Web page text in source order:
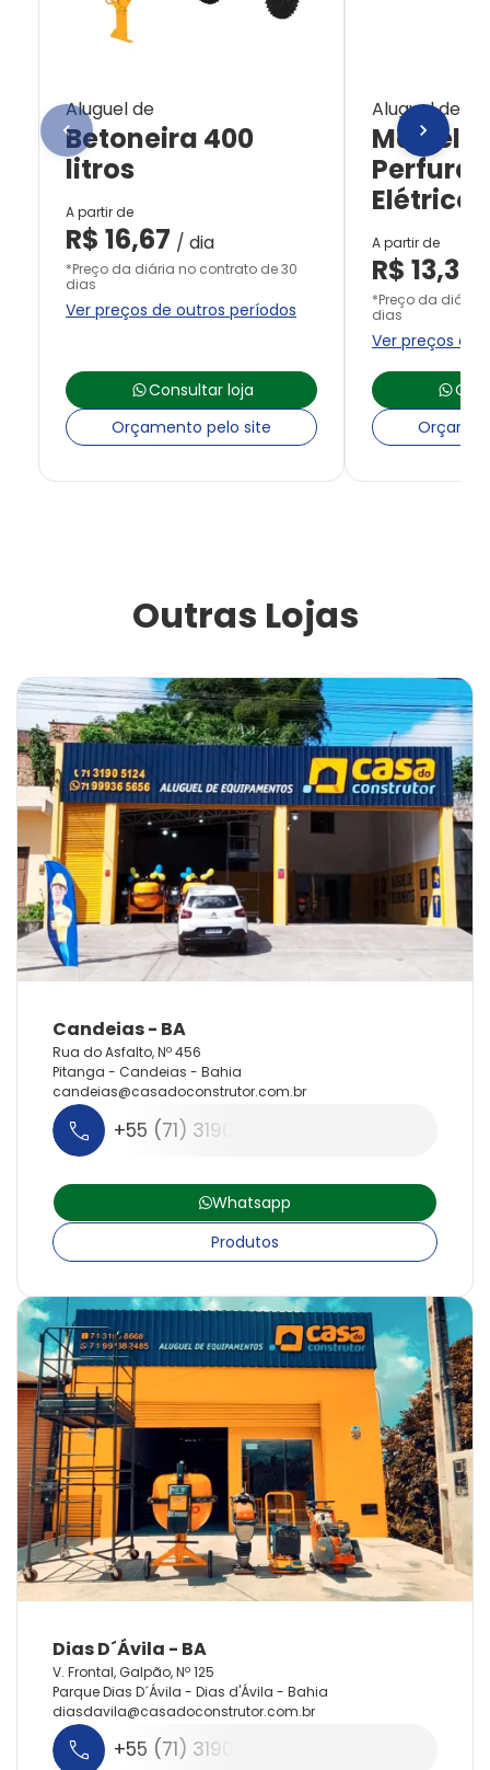
Aluguel de
Betoneira 400
litros
A partir de
R$ 16,67 / dia
*Preço da diária no contrato de 30
dias
Ver preços de outros períodos
Consultar loja
Orçamento pelo site
Aluguel de
Elétrico
A partir de
R$ 13,33
*Preço da diária
dias
Ver preços de
Outras Lojas
Rua do Asfalto, Nº 456
Pitanga - Candeias - Bahia
candeias@casadoconstrutor.com.br
+55 (71) 3190-5124
Whatsapp
Produtos
V. Frontal, Galpão, Nº 125
Parque Dias D´Ávila - Dias d'Ávila - Bahia
diasdavila@casadoconstrutor.com.br
+55 (71) 3190-8668